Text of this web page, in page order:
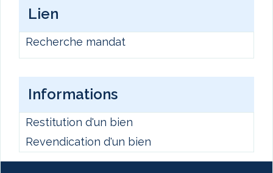
Lien
Recherche mandat
Informations
Restitution d'un bien
Revendication d'un bien